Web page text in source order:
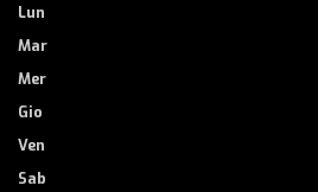
Lun
Mar
Mer
Gio
Ven
Sab